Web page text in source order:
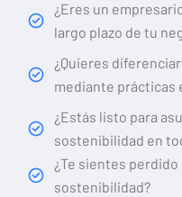
¿Eres un
largo plazo de tu
¿Quieres
mediante prácticas
¿Estás listo para
sostenibilidad en
¿Te sientes perdido
sostenibilidad?